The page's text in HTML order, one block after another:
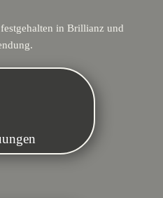
in Brillianz und